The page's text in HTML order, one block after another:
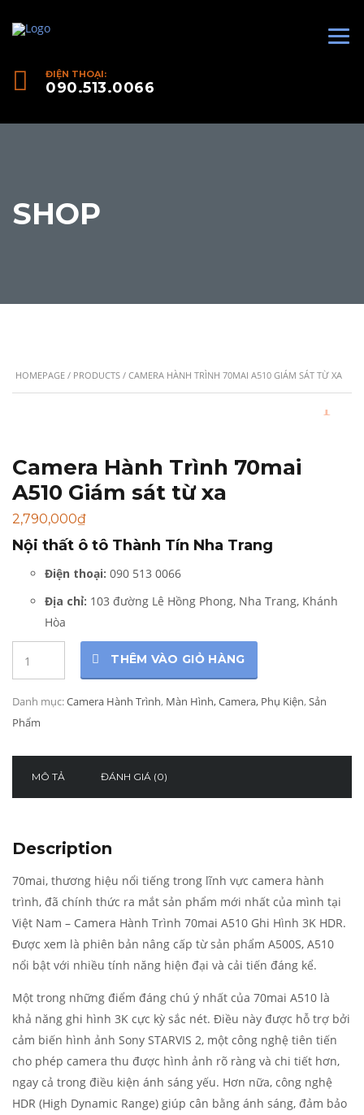
ĐIỆN THOẠI:
090.513.0066
SHOP
HOMEPAGE / PRODUCTS / CAMERA HÀNH TRÌNH 70MAI A510 GIÁM SÁT TỪ XA
Camera Hành Trình 70mai
A510 Giám sát từ xa
2,790,000₫
Nội thất ô tô Thành Tín Nha Trang
Điện thoại: 090 513 0066
Địa chỉ: 103 đường Lê Hồng Phong, Nha Trang, Khánh
Hòa
THÊM VÀO GIỎ HÀNG
Danh mục:Camera Hành Trình, Màn Hình, Camera, Phụ Kiện, Sản
Phẩm
MÔ TẢ ĐÁNH GIÁ (0)
Description
70mai, thương hiệu nổi tiếng trong lĩnh vực camera hành
trình, đã chính thức ra mắt sản phẩm mới nhất của mình tại
Việt Nam – Camera Hành Trình 70mai A510 Ghi Hình 3K HDR.
Được xem là phiên bản nâng cấp từ sản phẩm A500S, A510
nổi bật với nhiều tính năng hiện đại và cải tiến đáng kể.
Một trong những điểm đáng chú ý nhất của 70mai A510 là
khả năng ghi hình 3K cực kỳ sắc nét. Điều này được hỗ trợ bởi
cảm biến hình ảnh Sony STARVIS 2, một công nghệ tiên tiến
cho phép camera thu được hình ảnh rõ ràng và chi tiết hơn,
ngay cả trong điều kiện ánh sáng yếu. Hơn nữa, công nghệ
HDR (High Dynamic Range) giúp cân bằng ánh sáng, đảm bảo